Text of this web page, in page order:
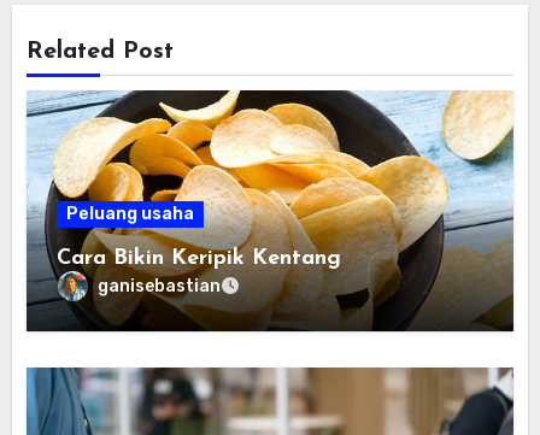
Related Post
Peluang usaha
Cara Bikin Keripik Kentang
ganisebastian